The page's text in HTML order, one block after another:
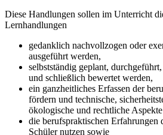
Diese Handlungen sollen im Unterricht
Lernhandlungen
gedanklich nachvollzogen oder
ausgeführt werden,
selbstständig geplant,
und schließlich bewertet werden,
ein ganzheitliches Erfassen der
fördern und technische,
ökologische und rechtliche
die berufspraktischen Erfahrungen
Schüler nutzen sowie